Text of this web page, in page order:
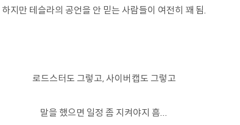
하지만 테슬라의 공언을 안 믿는 사람들이 여전히 꽤 됨.
로드스터도 그렇고, 사이버캡도 그렇고
말을 했으면 일정 좀 지켜야지 흠...